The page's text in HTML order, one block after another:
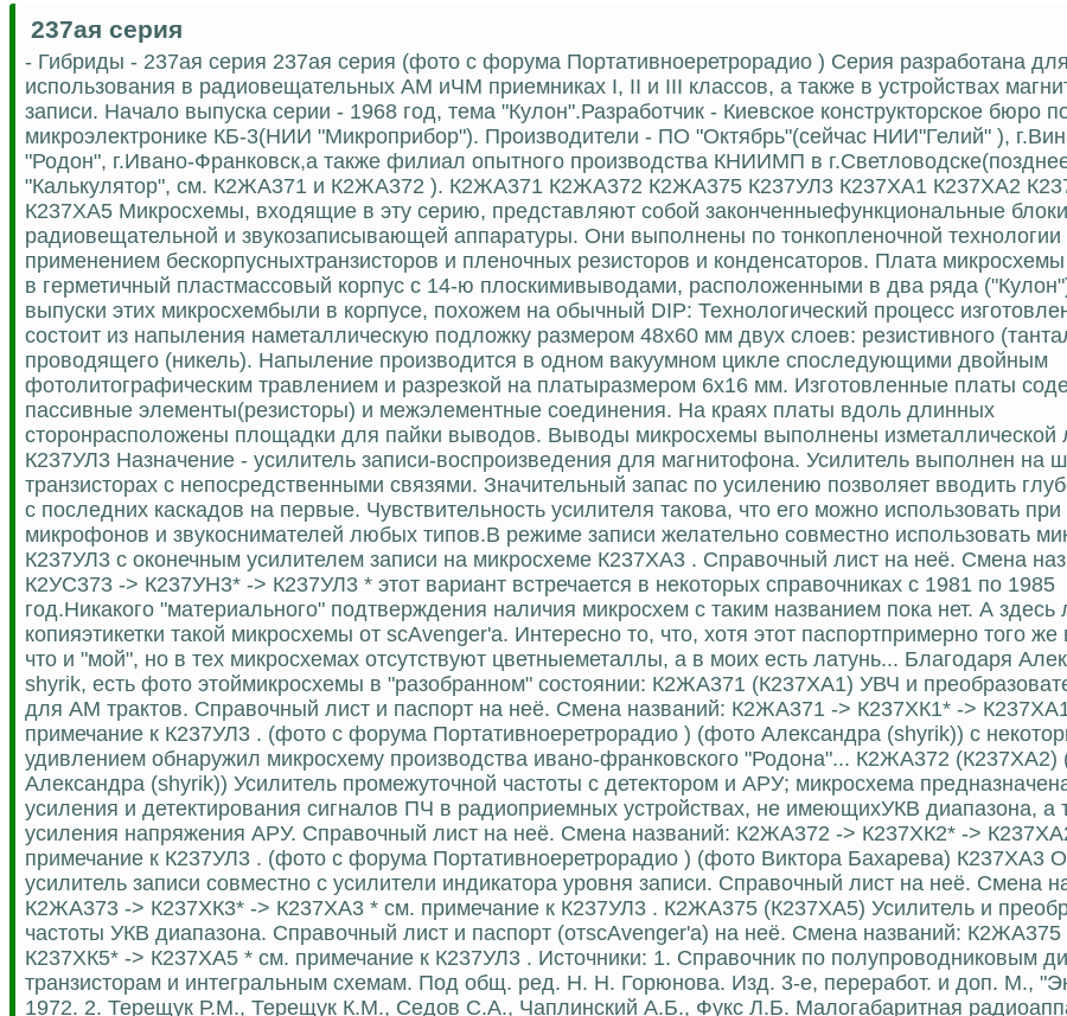
237ая серия
- Гибриды - 237ая серия 237ая серия (фото с форума Портативноеретрорадио ) Серия разработана для
использования в радиовещательных AM иЧМ приемниках I, II и III классов, а также в устройствах
записи. Начало выпуска серии - 1968 год, тема "Кулон".Разработчик - Киевское конструкторское бюро
микроэлектронике КБ-3(НИИ "Микроприбор"). Производители - ПО "Октябрь"(сейчас НИИ"Гелий" ),
"Родон", г.Ивано-Франковск,а также филиал опытного производства КНИИМП в
"Калькулятор", см. К2ЖА371 и К2ЖА372 ). К2ЖА371 К2ЖА372 К2ЖА375 К237УЛ3 К237ХА1 К237ХА2
К237ХА5 Микросхемы, входящие в эту серию, представляют собой законченныефункциональные блоки
радиовещательной и звукозаписывающей аппаратуры. Они выполнены по тонкопленочной технологии
применением бескорпусныхтранзисторов и пленочных резисторов и конденсаторов. Плата
в герметичный пластмассовый корпус с 14-ю плоскимивыводами, расположенными в два ряда
выпуски этих микросхембыли в корпусе, похожем на обычный DIP: Технологический процесс
состоит из напыления наметаллическую подложку размером 48х60 мм двух слоев: резистивного
проводящего (никель). Напыление производится в одном вакуумном цикле споследующими двойным
фотолитографическим травлением и разрезкой на платыразмером 6х16 мм. Изготовленные платы
пассивные элементы(резисторы) и межэлементные соединения. На краях платы вдоль длинных
сторонрасположены площадки для пайки выводов. Выводы микросхемы выполнены изметаллической
К237УЛ3 Назначение - усилитель записи-воспроизведения для магнитофона. Усилитель выполнен на
транзисторах с непосредственными связями. Значительный запас по усилению позволяет вводить
с последних каскадов на первые. Чувствительность усилителя такова, что его можно использовать при
микрофонов и звукоснимателей любых типов.В режиме записи желательно совместно использовать
К237УЛ3 с оконечным усилителем записи на микросхеме К237ХА3 . Справочный лист на неё. Смена
К2УС373 -> К237УН3* -> К237УЛ3 * этот вариант встречается в некоторых справочниках с 1981 по 1985
год.Никакого "материального" подтверждения наличия микросхем с таким названием пока нет. А здесь
копияэтикетки такой микросхемы от scAvenger'а. Интересно то, что, хотя этот паспортпримерно того
что и "мой", но в тех микросхемах отсутствуют цветныеметаллы, а в моих есть латунь... Благодаря
shyrik, есть фото этоймикросхемы в "разобранном" состоянии: К2ЖА371 (К237ХА1) УВЧ и
для АМ трактов. Справочный лист и паспорт на неё. Смена названий: К2ЖА371 -> К237ХК1* ->
примечание к К237УЛ3 . (фото с форума Портативноеретрорадио ) (фото Александра (shyrik)) с
удивлением обнаружил микросхему производства ивано-франковского "Родона"... К2ЖА372 (К237ХА2)
Александра (shyrik)) Усилитель промежуточной частоты с детектором и АРУ; микросхема
усиления и детектирования сигналов ПЧ в радиоприемных устройствах, не имеющихУКВ диапазона, а
усиления напряжения АРУ. Справочный лист на неё. Смена названий: К2ЖА372 -> К237ХК2* ->
примечание к К237УЛ3 . (фото с форума Портативноеретрорадио ) (фото Виктора Бахарева) К237ХА3
усилитель записи совместно с усилители индикатора уровня записи. Справочный лист на неё. Смена
К2ЖА373 -> К237ХК3* -> К237ХА3 * см. примечание к К237УЛ3 . К2ЖА375 (К237ХА5) Усилитель и
частоты УКВ диапазона. Справочный лист и паспорт (отscAvenger'а) на неё. Смена названий: К2ЖА375
К237ХК5* -> К237ХА5 * см. примечание к К237УЛ3 . Источники: 1. Справочник по полупроводниковым
транзисторам и интегральным схемам. Под общ. ред. Н. Н. Горюнова. Изд. 3-е, переработ. и доп. М.,
1972. 2. Терещук Р.М., Терещук К.М., Седов С.А., Чаплинский А.Б., Фукс Л.Б. Малогабаритная